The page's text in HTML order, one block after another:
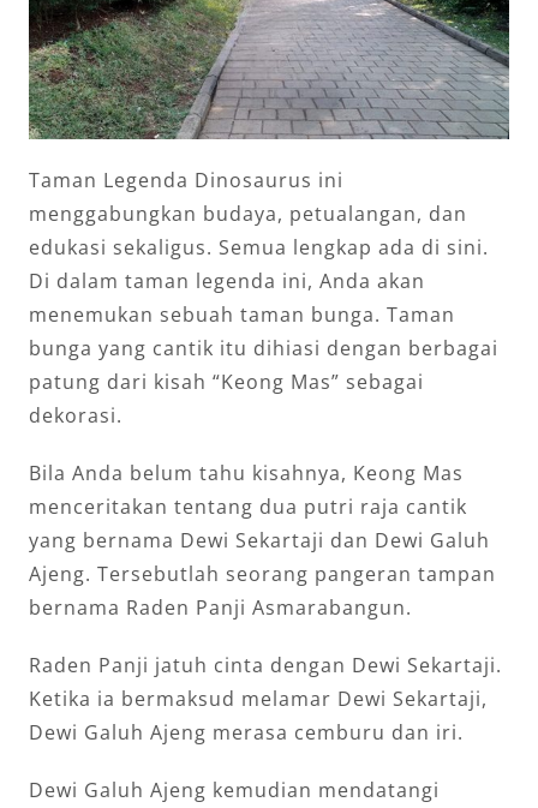
Taman Legenda Dinosaurus ini
menggabungkan budaya, petualangan, dan
edukasi sekaligus. Semua lengkap ada di sini.
Di dalam taman legenda ini, Anda akan
menemukan sebuah taman bunga. Taman
bunga yang cantik itu dihiasi dengan berbagai
patung dari kisah “Keong Mas” sebagai
dekorasi.
Bila Anda belum tahu kisahnya, Keong Mas
menceritakan tentang dua putri raja cantik
yang bernama Dewi Sekartaji dan Dewi Galuh
Ajeng. Tersebutlah seorang pangeran tampan
bernama Raden Panji Asmarabangun.
Raden Panji jatuh cinta dengan Dewi Sekartaji.
Ketika ia bermaksud melamar Dewi Sekartaji,
Dewi Galuh Ajeng merasa cemburu dan iri.
Dewi Galuh Ajeng kemudian mendatangi